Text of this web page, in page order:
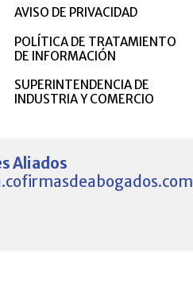
AVISO DE PRIVACIDAD
POLÍTICA DE TRATAMIENTO
DE INFORMACIÓN
SUPERINTENDENCIA DE
INDUSTRIA Y COMERCIO
Aliados
firmasdeabogados.com